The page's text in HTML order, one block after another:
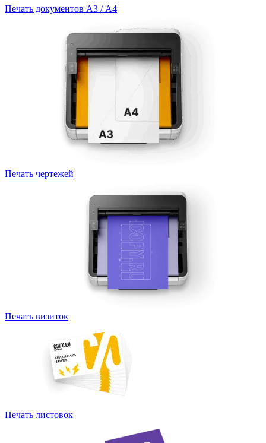
Печать документов А3 / А4
Печать чертежей
Печать визиток
Печать листовок